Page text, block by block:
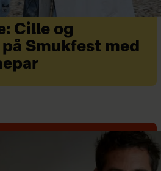
Cille og
Smukfest med